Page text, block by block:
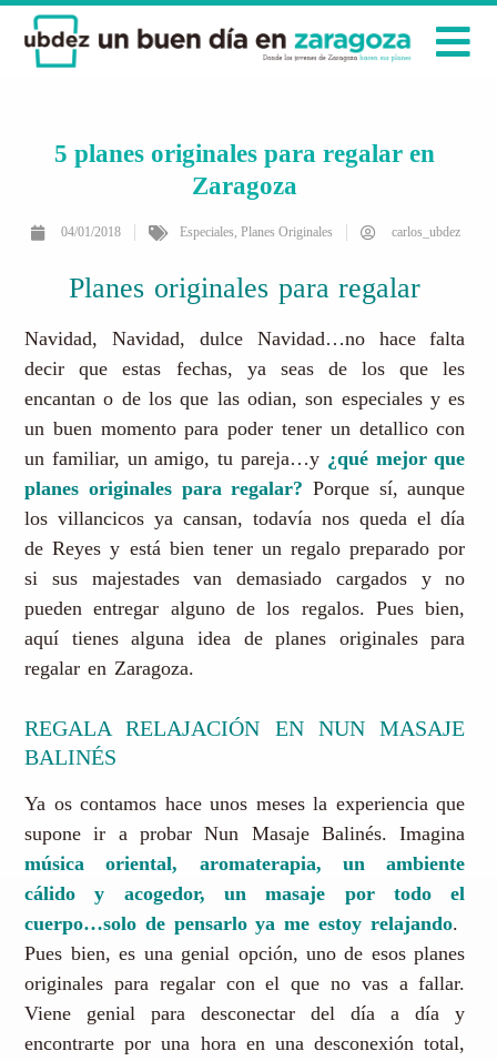
5 planes originales para regalar en
Zaragoza
04/01/2018 Especiales, Planes Originales carlos_ubdez
Planes originales para regalar
Navidad, Navidad, dulce Navidad…no hace falta
decir que estas fechas, ya seas de los que les
encantan o de los que las odian, son especiales y es
un buen momento para poder tener un detallico con
un familiar, un amigo, tu pareja…y ¿qué mejor que
planes originales para regalar? Porque sí, aunque
los villancicos ya cansan, todavía nos queda el día
de Reyes y está bien tener un regalo preparado por
si sus majestades van demasiado cargados y no
pueden entregar alguno de los regalos. Pues bien,
aquí tienes alguna idea de planes originales para
regalar en Zaragoza.
REGALA RELAJACIÓN EN NUN MASAJE
BALINÉS
Ya os contamos hace unos meses la experiencia que
supone ir a probar Nun Masaje Balinés. Imagina
música oriental, aromaterapia, un ambiente
cálido y acogedor, un masaje por todo el
cuerpo…solo de pensarlo ya me estoy relajando.
Pues bien, es una genial opción, uno de esos planes
originales para regalar con el que no vas a fallar.
Viene genial para desconectar del día a día y
encontrarte por una hora en una desconexión total,